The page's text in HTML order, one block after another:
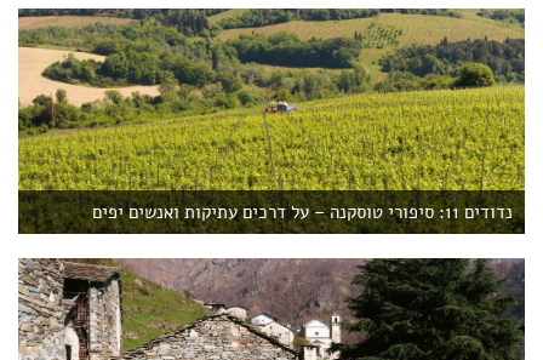
נדודים 11: סיפורי טוסקנה – על דרכים עתיקות ואנשים יפים